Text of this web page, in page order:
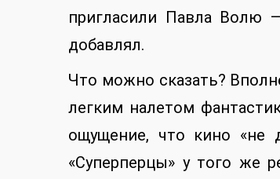
пригласили Павла Волю
добавлял.
Что можно сказать?
легким налетом
ощущение, что кино «не
«Суперперцы» у того же